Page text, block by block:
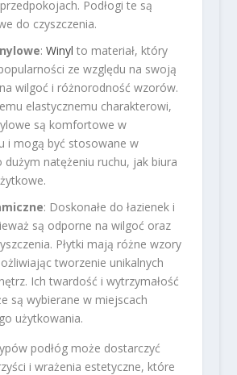
Podłogi te są
do czyszczenia.
: Winyl to materiał, który
ze względu na swoją
wilgoć i różnorodność wzorów.
elastycznemu charakterowi,
są komfortowe w
i mogą być stosowane w
dużym natężeniu ruchu, jak biura
: Doskonałe do łazienek i
są odporne na wilgoć oraz
Płytki mają różne wzory
tworzenie unikalnych
Ich twardość i wytrzymałość
są wybierane w miejscach
użytkowania.
podłóg może dostarczyć
i wrażenia estetyczne, które